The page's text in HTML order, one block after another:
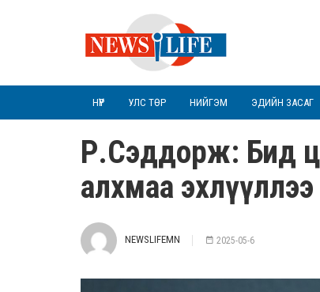
НҮҮР УЛС ТӨР НИЙГЭМ ЭДИЙН ЗАСАГ
Р.Сэддорж: Бид
алхмаа эхлүүллээ
NEWSLIFEMN 2025-05-6